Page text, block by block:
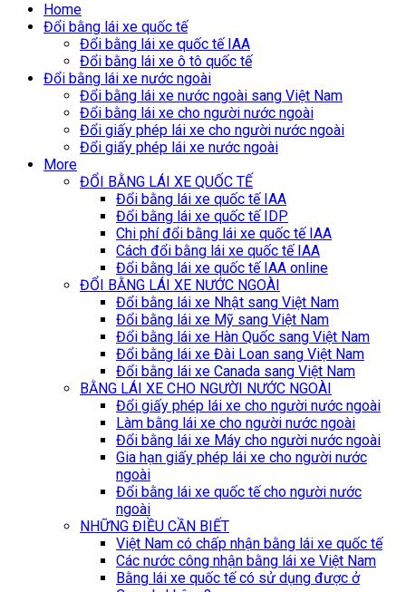
Home
Đổi bằng lái xe quốc tế
Đổi bằng lái xe quốc tế IAA
Đổi bằng lái xe ô tô quốc tế
Đổi bằng lái xe nước ngoài
Đổi bằng lái xe nước ngoài sang Việt Nam
Đổi bằng lái xe cho người nước ngoài
Đổi giấy phép lái xe cho người nước ngoài
Đổi giấy phép lái xe nước ngoài
More
ĐỔI BẰNG LÁI XE QUỐC TẾ
Đổi bằng lái xe quốc tế IAA
Đổi bằng lái xe quốc tế IDP
Chi phí đổi bằng lái xe quốc tế IAA
Cách đổi bằng lái xe quốc tế IAA
Đổi bằng lái xe quốc tế IAA online
ĐỔI BẰNG LÁI XE NƯỚC NGOÀI
Đổi bằng lái xe Nhật sang Việt Nam
Đổi bằng lái xe Mỹ sang Việt Nam
Đổi bằng lái xe Hàn Quốc sang Việt Nam
Đổi bằng lái xe Đài Loan sang Việt Nam
Đổi bằng lái xe Canada sang Việt Nam
BẰNG LÁI XE CHO NGƯỜI NƯỚC NGOÀI
Đổi giấy phép lái xe cho người nước ngoài
Làm bằng lái xe cho người nước ngoài
Đổi bằng lái xe Máy cho người nước ngoài
Gia hạn giấy phép lái xe cho người nước
ngoài
Đổi bằng lái xe quốc tế cho người nước
ngoài
NHỮNG ĐIỀU CẦN BIẾT
Việt Nam có chấp nhận bằng lái xe quốc tế
Các nước công nhận bằng lái xe Việt Nam
Bằng lái xe quốc tế có sử dụng được ở